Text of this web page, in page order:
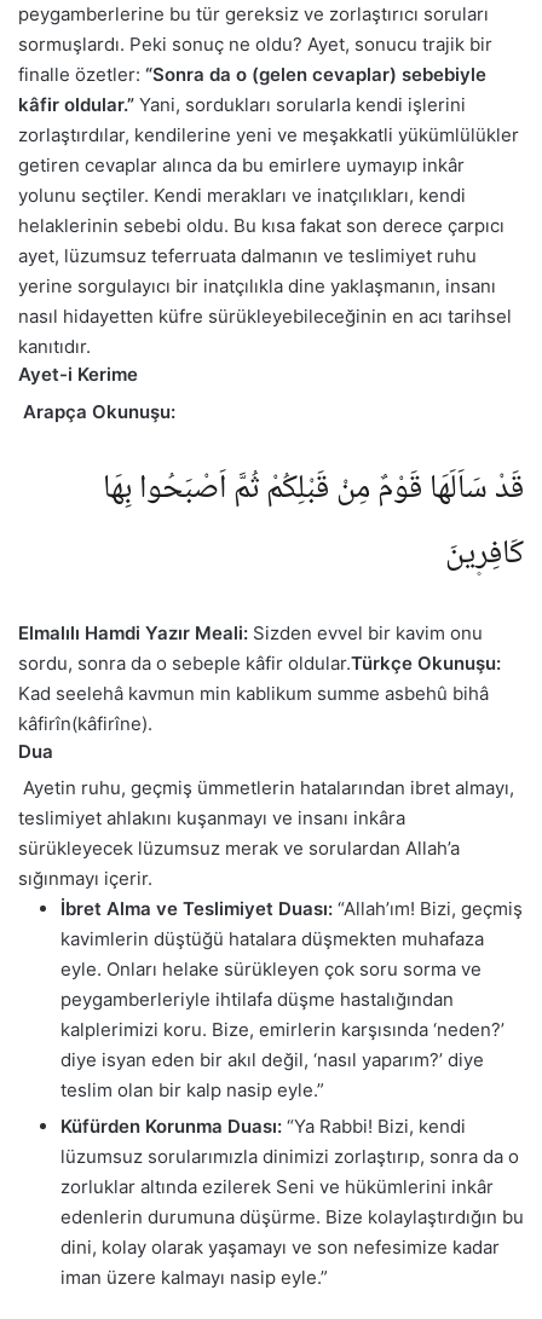
peygamberlerine bu tür gereksiz ve zorlaştırıcı soruları
sormuşlardı. Peki sonuç ne oldu? Ayet, sonucu trajik bir
finalle özetler: “Sonra da o (gelen cevaplar) sebebiyle
kâfir oldular.” Yani, sordukları sorularla kendi işlerini
zorlaştırdılar, kendilerine yeni ve meşakkatli yükümlülükler
getiren cevaplar alınca da bu emirlere uymayıp inkâr
yolunu seçtiler. Kendi merakları ve inatçılıkları, kendi
helaklerinin sebebi oldu. Bu kısa fakat son derece çarpıcı
ayet, lüzumsuz teferruata dalmanın ve teslimiyet ruhu
yerine sorgulayıcı bir inatçılıkla dine yaklaşmanın, insanı
nasıl hidayetten küfre sürükleyebileceğinin en acı tarihsel
kanıtıdır.
Ayet-i Kerime
Arapça Okunuşu:
قَدْ سَاَلَهَا قَوْمٌ مِنْ قَبْلِكُمْ ثُمَّ اَصْبَحُوا بِهَا
كَافِر۪ينَ
Elmalılı Hamdi Yazır Meali: Sizden evvel bir kavim onu
sordu, sonra da o sebeple kâfir oldular.Türkçe Okunuşu:
Kad seelehâ kavmun min kablikum summe asbehû bihâ
kâfirîn(kâfirîne).
Dua
Ayetin ruhu, geçmiş ümmetlerin hatalarından ibret almayı,
teslimiyet ahlakını kuşanmayı ve insanı inkâra
sürükleyecek lüzumsuz merak ve sorulardan Allah’a
sığınmayı içerir.
İbret Alma ve Teslimiyet Duası: “Allah’ım! Bizi, geçmiş
kavimlerin düştüğü hatalara düşmekten muhafaza
eyle. Onları helake sürükleyen çok soru sorma ve
peygamberleriyle ihtilafa düşme hastalığından
kalplerimizi koru. Bize, emirlerin karşısında ‘neden?’
diye isyan eden bir akıl değil, ‘nasıl yaparım?’ diye
teslim olan bir kalp nasip eyle.”
Küfürden Korunma Duası: “Ya Rabbi! Bizi, kendi
lüzumsuz sorularımızla dinimizi zorlaştırıp, sonra da o
zorluklar altında ezilerek Seni ve hükümlerini inkâr
edenlerin durumuna düşürme. Bize kolaylaştırdığın bu
dini, kolay olarak yaşamayı ve son nefesimize kadar
iman üzere kalmayı nasip eyle.”